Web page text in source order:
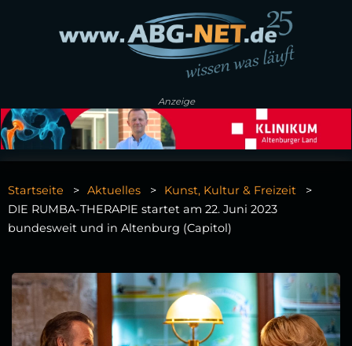
Anzeige
Startseite Aktuelles
Kunst, Kultur & Freizeit
DIE RUMBA-THERAPIE startet am 22. Juni 2023
bundesweit und in Altenburg (Capitol)